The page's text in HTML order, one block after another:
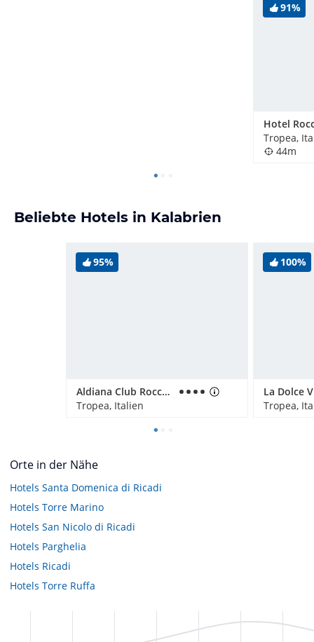
91%
Tropea,
44m
Beliebte Hotels in Kalabrien
95%
Aldiana Club Rocca Nettuno Calabria
Tropea, Italien
100%
Tropea,
Orte in der Nähe
Hotels Santa Domenica di Ricadi
Hotels Torre Marino
Hotels San Nicolo di Ricadi
Hotels Parghelia
Hotels Ricadi
Hotels Torre Ruffa